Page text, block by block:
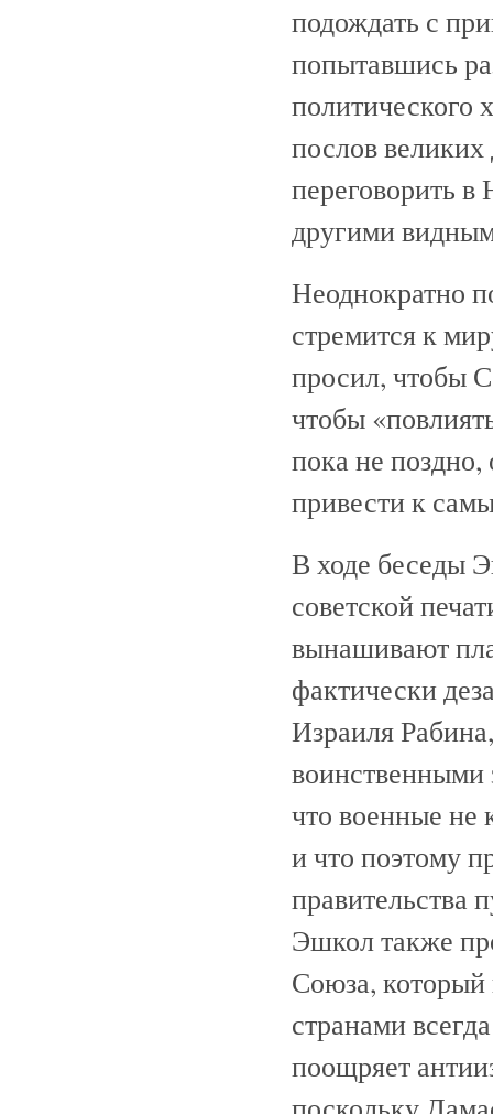
подождать с
попытавшись
политического
послов
переговорить
другими
Неоднократно
стремится к
просил, чтобы
чтобы
пока не поздно,
привести к
В ходе беседы
советской
вынашивают
фактически
Израиля
воинственными
что военные не
и что поэтому
правительства
Эшкол также
Союза, который
странами
поощряет